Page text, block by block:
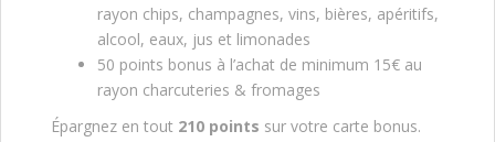
rayon chips, champagnes, vins, bières, apéritifs,
alcool, eaux, jus et limonades
50 points bonus à l’achat de minimum 15€ au
rayon charcuteries & fromages
Épargnez en tout 210 points sur votre carte bonus.